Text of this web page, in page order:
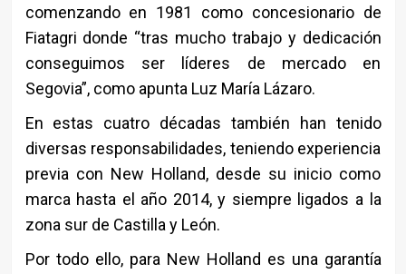
comenzando en 1981 como concesionario de
Fiatagri donde “tras mucho trabajo y dedicación
conseguimos ser líderes de mercado en
Segovia”, como apunta Luz María Lázaro.
En estas cuatro décadas también han tenido
diversas responsabilidades, teniendo experiencia
previa con New Holland, desde su inicio como
marca hasta el año 2014, y siempre ligados a la
zona sur de Castilla y León.
Por todo ello, para New Holland es una garantía